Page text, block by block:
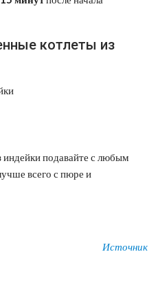
котлеты из
индейки подавайте с любым
всего с пюре и
Источник